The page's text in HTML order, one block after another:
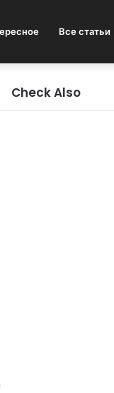
Все статьи
Check Also
C